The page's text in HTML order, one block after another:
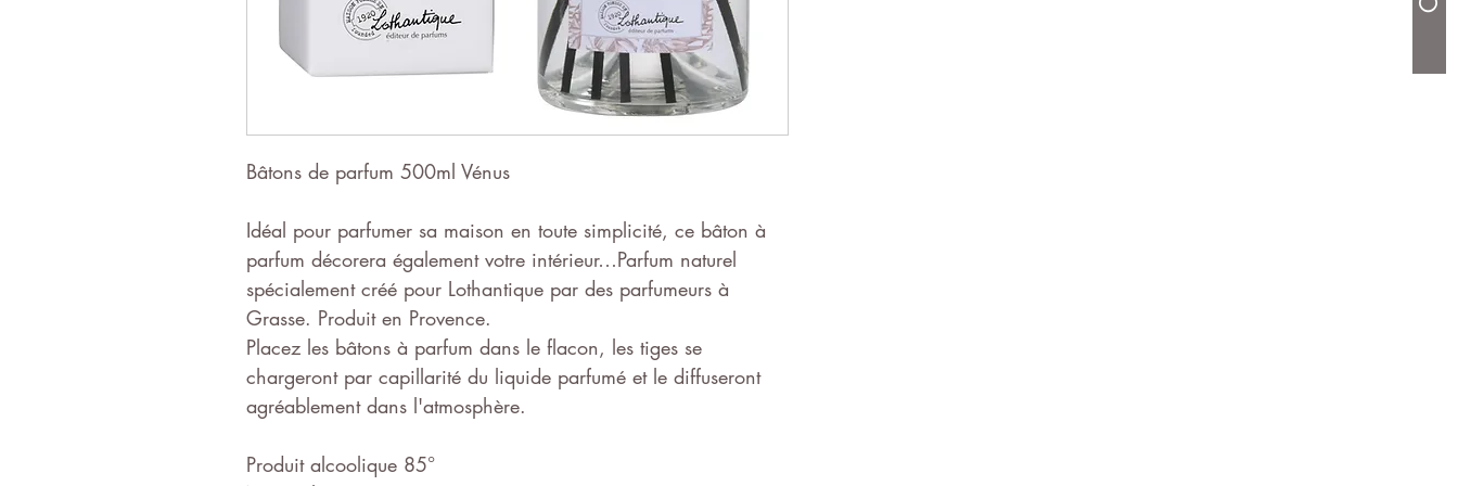
Bâtons de parfum 500ml Vénus
Idéal pour parfumer sa maison en toute simplicité, ce bâton à
parfum décorera également votre intérieur…Parfum naturel
spécialement créé pour Lothantique par des parfumeurs à
Grasse. Produit en Provence.
Placez les bâtons à parfum dans le flacon, les tiges se
chargeront par capillarité du liquide parfumé et le diffuseront
agréablement dans l'atmosphère.
Produit alcoolique 85°